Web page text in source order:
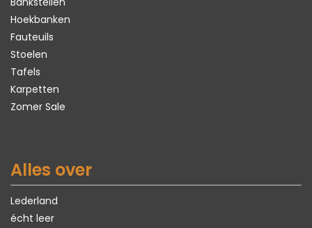
Hoekbanken
Fauteuils
Stoelen
Tafels
Karpetten
Zomer Sale
Alles over
Lederland
écht leer